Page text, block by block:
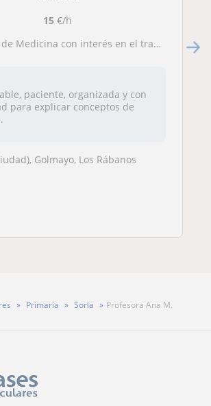
15€/h
en el trabajo con niños. Responsable, paciente y con buenas habilidades de comunicacion
paciente, organizada y con
para explicar conceptos de
Golmayo, Los Rábanos
Primaria Soria Profesora Ana M.